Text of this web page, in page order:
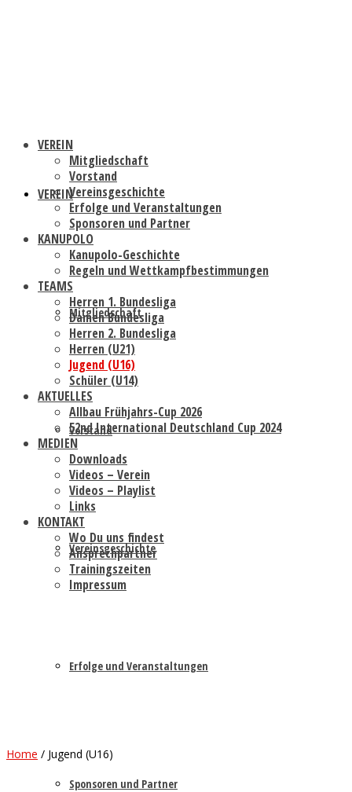
VEREIN
Mitgliedschaft
Vorstand
Vereinsgeschichte
Erfolge und Veranstaltungen
Sponsoren und Partner
VEREIN
Mitgliedschaft
Vorstand
Vereinsgeschichte
Erfolge und Veranstaltungen
Sponsoren und Partner
KANUPOLO
Kanupolo-Geschichte
Regeln und Wettkampfbestimmungen
TEAMS
Herren 1. Bundesliga
Damen Bundesliga
Herren 2. Bundesliga
Herren (U21)
Jugend (U16)
Schüler (U14)
AKTUELLES
Allbau Frühjahrs-Cup 2026
52nd International Deutschland Cup 2024
MEDIEN
Downloads
Videos – Verein
Videos – Playlist
Links
KONTAKT
Wo Du uns findest
Ansprechpartner
Trainingszeiten
Impressum
Home / Jugend (U16)